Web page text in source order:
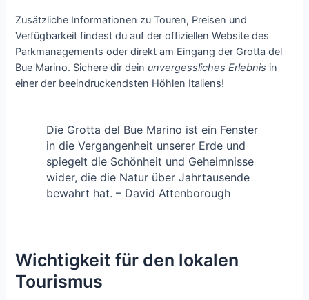
Zusätzliche Informationen zu Touren, Preisen und
Verfügbarkeit findest du auf der offiziellen Website des
Parkmanagements oder direkt am Eingang der Grotta del
Bue Marino. Sichere dir dein unvergessliches Erlebnis in
einer der beeindruckendsten Höhlen Italiens!
Die Grotta del Bue Marino ist ein Fenster
in die Vergangenheit unserer Erde und
spiegelt die Schönheit und Geheimnisse
wider, die die Natur über Jahrtausende
bewahrt hat. – David Attenborough
Wichtigkeit für den lokalen
Tourismus